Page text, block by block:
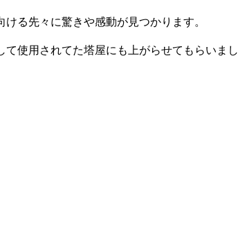
る先々に驚きや感動が見つかります。
使用されてた塔屋にも上がらせてもらいまし